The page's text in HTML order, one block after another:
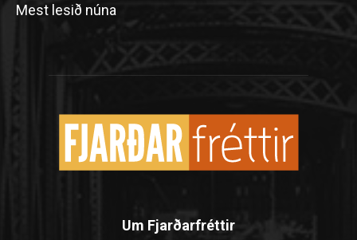
Mest lesið núna
Um Fjarðarfréttir